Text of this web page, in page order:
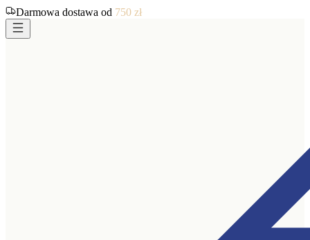
Darmowa dostawa od 750 zł